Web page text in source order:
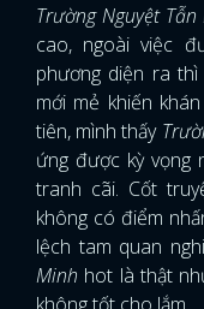
Trường Nguyệt Tẫn
cao, ngoài việc
phương diện ra
mới mẻ khiến
tiên, mình thấy
ứng được kỳ vọng
tranh cãi. Cốt
không có điểm
lệch tam quan
Minh hot là thật